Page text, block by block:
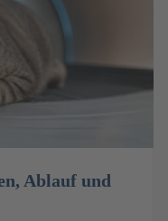
Ablauf und